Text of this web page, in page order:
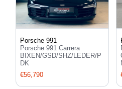
Porsche 991
Porsche 991 Carrera
BIXEN/GSD/SHZ/LEDER/P
DK
€56,790